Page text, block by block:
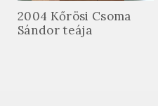
2004 Kőrösi Csoma
Sándor teája